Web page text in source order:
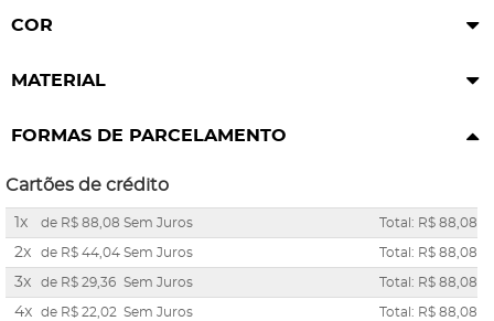
COR
MATERIAL
FORMAS DE PARCELAMENTO
Cartões de crédito
1x de R$ 88,08 Sem Juros Total: R$ 88,08
2x de R$ 44,04 Sem Juros Total: R$ 88,08
3x de R$ 29,36 Sem Juros Total: R$ 88,08
4x de R$ 22,02 Sem Juros Total: R$ 88,08